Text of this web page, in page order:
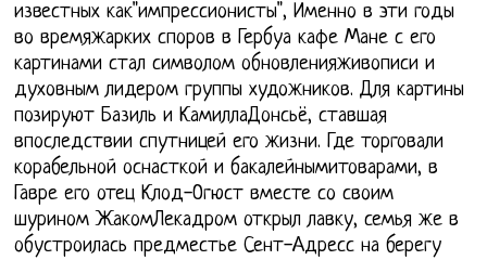
известных как"импрессионисты", Именно в эти годы
во времяжарких споров в Гербуа кафе Мане с его
картинами стал символом обновленияживописи и
духовным лидером группы художников. Для картины
позируют Базиль и КамиллаДонсьё, ставшая
впоследствии спутницей его жизни. Где торговали
корабельной оснасткой и бакалейнымитоварами, в
Гавре его отец Клод-Огюст вместе со своим
шурином ЖакомЛекадром открыл лавку, семья же в
обустроилась предместье Сент-Адресс на берегу